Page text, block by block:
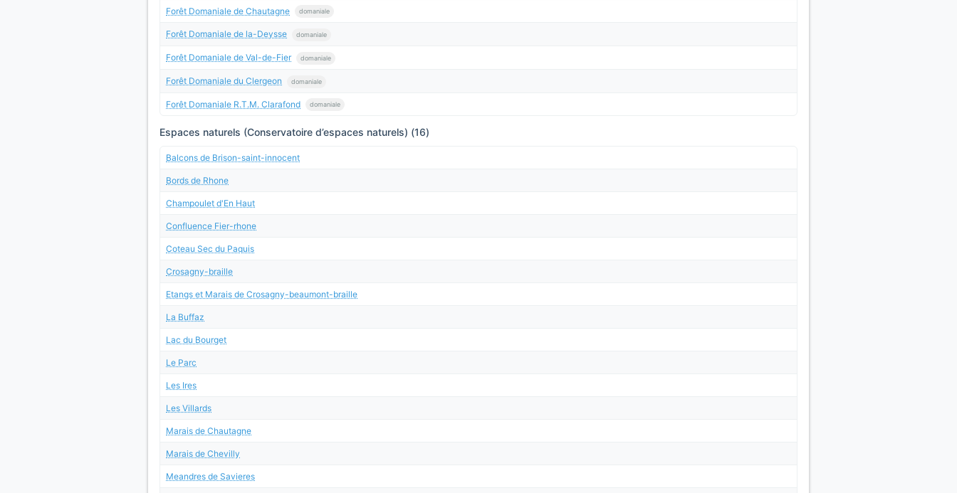
Forêt Domaniale de Chautagne domaniale
Forêt Domaniale de la-Deysse domaniale
Forêt Domaniale de Val-de-Fier domaniale
Forêt Domaniale du Clergeon domaniale
Forêt Domaniale R.T.M. Clarafond domaniale
Espaces naturels (Conservatoire d’espaces naturels) (16)
Balcons de Brison-saint-innocent
Bords de Rhone
Champoulet d'En Haut
Confluence Fier-rhone
Coteau Sec du Paquis
Crosagny-braille
Etangs et Marais de Crosagny-beaumont-braille
La Buffaz
Lac du Bourget
Le Parc
Les Ires
Les Villards
Marais de Chautagne
Marais de Chevilly
Meandres de Savieres